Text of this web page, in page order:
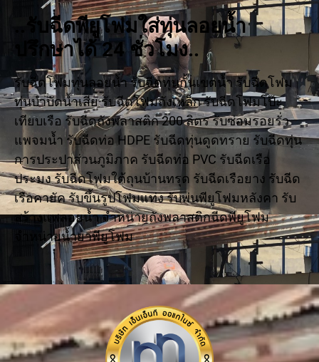
..รับฉีดพียูโฟมใส่ทุ่นลอยน้ำ
ปรึกษาได้ 24 ชั่วโมง..
รับฉีดโฟมทุ่นลอยน้ำ รับฉีดทุ่นกั้นเขตน้ำ รับฉีดโฟม
ทุ่นบำบัดน้ำเสีย รับฉีดโฟมถังเหล็ก รับฉีดโฟมโป๊ะ
เทียบเรือ รับฉีดถังพลาสติก 200 ลิตร รับซ่อมรอยรั่ว
แพจมน้ำ รับฉีดท่อ HDPE รับฉีดทุ่นดูดทราย รับฉีดทุ่น
การประปาส่วนภูมิภาค รับฉีดท่อ PVC รับฉีดเรือ
ประมง รับฉีดโฟมใต้ถุนบ้านทรุด รับฉีดเรือยาง รับฉีด
เรือคายัค รับขึ้นรูปโฟมแท่ง รับพ่นพียูโฟมหลังคา รับ
สร้างแพลอยน้ำ จำหน่ายถังพลาสติกฉีดพียูโฟม
จำหน่ายน้ำยาพียูโฟม